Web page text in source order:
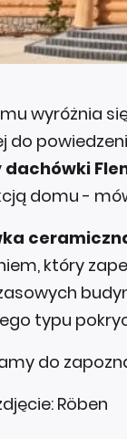
wyróżnia
do
dachówki
domu -
który
typu
do
Röben